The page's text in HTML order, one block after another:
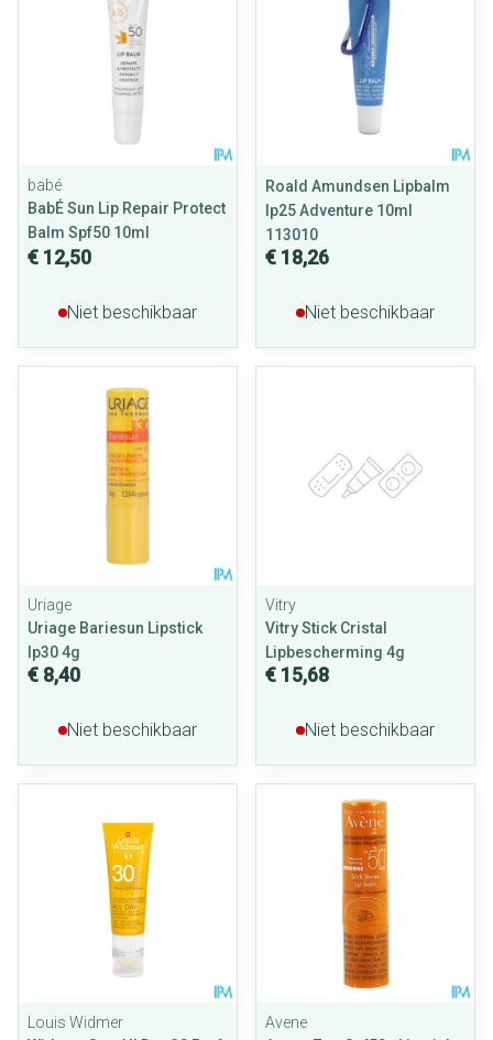
babé
BabÉ Sun Lip Repair Protect
Balm Spf50 10ml
€ 12,50
Niet beschikbaar
Roald Amundsen Lipbalm
Ip25 Adventure 10ml
113010
€ 18,26
Niet beschikbaar
Uriage
Uriage Bariesun Lipstick
Ip30 4g
€ 8,40
Niet beschikbaar
Vitry
Vitry Stick Cristal
Lipbescherming 4g
€ 15,68
Niet beschikbaar
Louis Widmer
Avene